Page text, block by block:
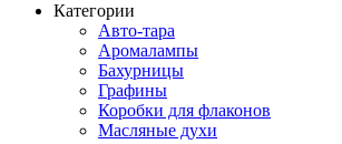
Категории
Авто-тара
Аромалампы
Бахурницы
Графины
Коробки для флаконов
Масляные духи